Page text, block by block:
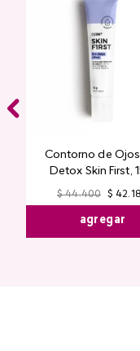
Contorno de Ojos
Detox Skin First,
$ 44.400 $ 42.
agregar